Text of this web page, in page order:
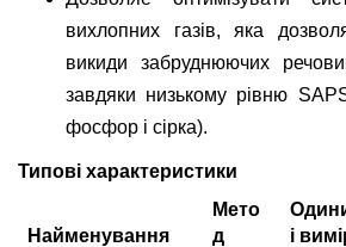
вихлопних газів, яка
викиди забруднюючих
завдяки низькому рівню
фосфор і сірка).
Типові характеристики
Найменування
Мето
д
і